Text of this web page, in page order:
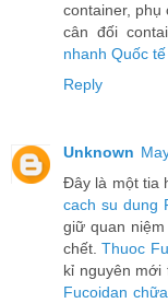
container,
cân đối
nhanh Quốc tế
Reply
Unknown
Đây là một tia
cach su dung
giữ quan
chết.Thuoc
kỉ nguyên mới
Fucoidan